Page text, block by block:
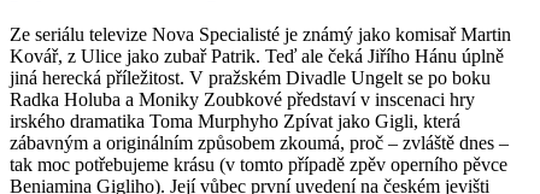
Ze seriálu televize Nova Specialisté je známý jako komisař Martin
Kovář, z Ulice jako zubař Patrik. Teď ale čeká Jiřího Hánu úplně
jiná herecká příležitost. V pražském Divadle Ungelt se po boku
Radka Holuba a Moniky Zoubkové představí v inscenaci hry
irského dramatika Toma Murphyho Zpívat jako Gigli, která
zábavným a originálním způsobem zkoumá, proč – zvláště dnes –
tak moc potřebujeme krásu (v tomto případě zpěv operního pěvce
Beniamina Gigliho). Její vůbec první uvedení na českém jevišti